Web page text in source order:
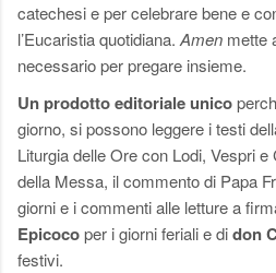
catechesi e per celebrare bene e
l’Eucaristia quotidiana. Amen mette
necessario per pregare insieme.
Un prodotto editoriale unico
giorno, si possono leggere i testi
Liturgia delle Ore con Lodi, Vespri
della Messa, il commento di Papa
giorni e i commenti alle letture a
Epicocoper i giorni feriali e didon
festivi.